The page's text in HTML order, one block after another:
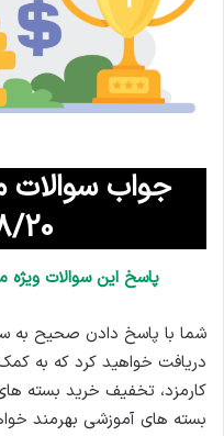
جواب سوالات
20
پاسخ این سوالات ویژه
شما با پاسخ دادن صحیح به
دریافت خواهید کرد که به
کارمزد، تخفیف خرید بسته
بسته های آموزشی بهرمند